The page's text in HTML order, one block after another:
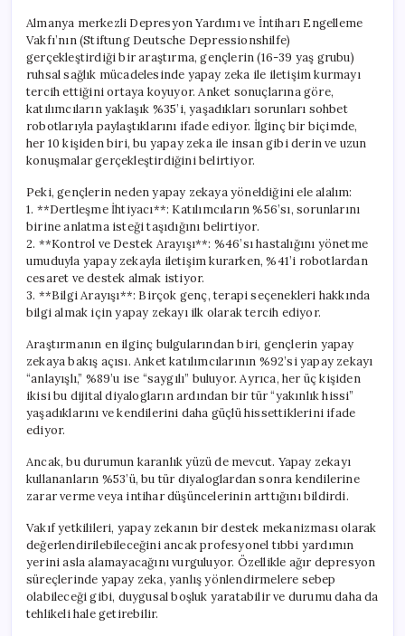
Almanya merkezli Depresyon Yardımı ve İntiharı Engelleme
Vakfı’nın (Stiftung Deutsche Depressionshilfe)
gerçekleştirdiği bir araştırma, gençlerin (16-39 yaş grubu)
ruhsal sağlık mücadelesinde yapay zeka ile iletişim kurmayı
tercih ettiğini ortaya koyuyor. Anket sonuçlarına göre,
katılımcıların yaklaşık %35’i, yaşadıkları sorunları sohbet
robotlarıyla paylaştıklarını ifade ediyor. İlginç bir biçimde,
her 10 kişiden biri, bu yapay zeka ile insan gibi derin ve uzun
konuşmalar gerçekleştirdiğini belirtiyor.
Peki, gençlerin neden yapay zekaya yöneldiğini ele alalım:
1. **Dertleşme İhtiyacı**: Katılımcıların %56’sı, sorunlarını
birine anlatma isteği taşıdığını belirtiyor.
2. **Kontrol ve Destek Arayışı**: %46’sı hastalığını yönetme
umuduyla yapay zekayla iletişim kurarken, %41’i robotlardan
cesaret ve destek almak istiyor.
3. **Bilgi Arayışı**: Birçok genç, terapi seçenekleri hakkında
bilgi almak için yapay zekayı ilk olarak tercih ediyor.
Araştırmanın en ilginç bulgularından biri, gençlerin yapay
zekaya bakış açısı. Anket katılımcılarının %92’si yapay zekayı
“anlayışlı,” %89’u ise “saygılı” buluyor. Ayrıca, her üç kişiden
ikisi bu dijital diyalogların ardından bir tür “yakınlık hissi”
yaşadıklarını ve kendilerini daha güçlü hissettiklerini ifade
ediyor.
Ancak, bu durumun karanlık yüzü de mevcut. Yapay zekayı
kullananların %53’ü, bu tür diyaloglardan sonra kendilerine
zarar verme veya intihar düşüncelerinin arttığını bildirdi.
Vakıf yetkilileri, yapay zekanın bir destek mekanizması olarak
değerlendirilebileceğini ancak profesyonel tıbbi yardımın
yerini asla alamayacağını vurguluyor. Özellikle ağır depresyon
süreçlerinde yapay zeka, yanlış yönlendirmelere sebep
olabileceği gibi, duygusal boşluk yaratabilir ve durumu daha da
tehlikeli hale getirebilir.